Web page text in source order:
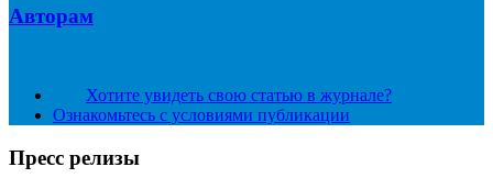
Авторам
Хотите увидеть свою статью в журнале?
Ознакомьтесь с условиями публикации
Пресс релизы